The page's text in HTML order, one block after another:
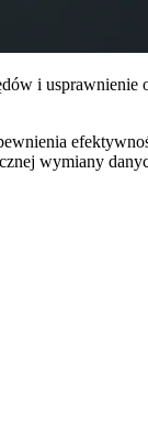
i usprawnienie
wymiany